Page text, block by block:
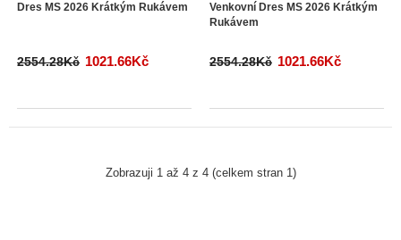
Dres MS 2026 Krátkým Rukávem
2554.28Kč 1021.66Kč
Venkovní Dres MS 2026 Krátkým
Rukávem
2554.28Kč 1021.66Kč
Zobrazuji 1 až 4 z 4 (celkem stran 1)